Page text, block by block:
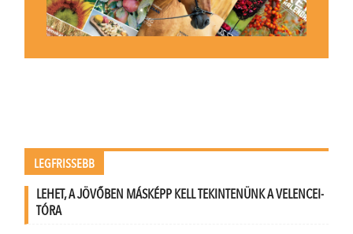
LEGFRISSEBB
LEHET, A JÖVŐBEN MÁSKÉPP KELL TEKINTENÜNK A VELENCEI-
TÓRA